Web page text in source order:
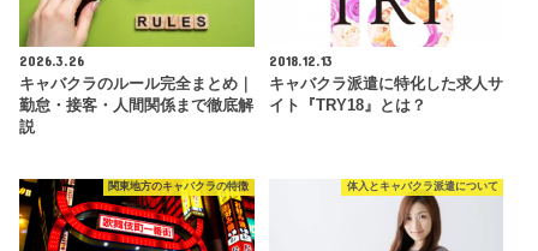
2026.3.26
キャバクラのルール完全まとめ｜
勤怠・接客・人間関係まで徹底解
説
2018.12.13
キャバクラ派遣に特化した求人サ
イト『TRY18』とは？
関東地方のキャバクラの特徴 体入とキャバクラ派遣について